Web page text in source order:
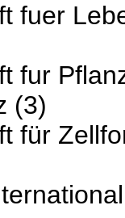
fuer
fur
(3)
für